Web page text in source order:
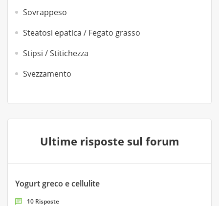
Sovrappeso
Steatosi epatica / Fegato grasso
Stipsi / Stitichezza
Svezzamento
Ultime risposte sul forum
Yogurt greco e cellulite
10 Risposte